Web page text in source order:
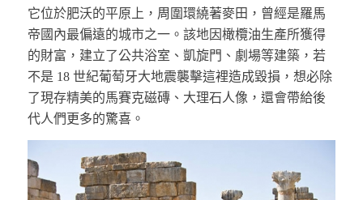
它位於肥沃的平原上，周圍環繞著麥田，曾經是羅馬
帝國內最偏遠的城市之一。該地因橄欖油生產所獲得
的財富，建立了公共浴室、凱旋門、劇場等建築，若
不是 18 世紀葡萄牙大地震襲擊這裡造成毀損，想必除
了現存精美的馬賽克磁磚、大理石人像，還會帶給後
代人們更多的驚喜。